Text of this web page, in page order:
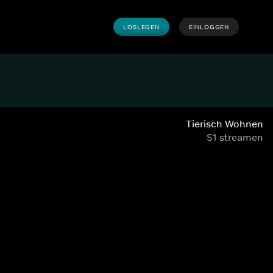
LOSLEGEN EINLOGGEN
Tierisch Wohnen
S1 streamen